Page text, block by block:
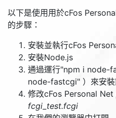
以下是使用用於cFos
的步驟：
安裝並執行cFos
安裝Node.js
通過運行"npm i node-
node-fastcgi" ）來安
修改cFos Personal Net
fcgi_test.fcgi